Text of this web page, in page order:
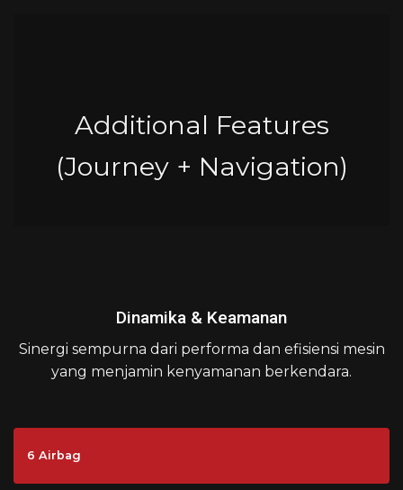
Additional Features
(Journey + Navigation)
Dinamika & Keamanan
Sinergi sempurna dari performa dan efisiensi mesin
yang menjamin kenyamanan berkendara.
6 Airbag